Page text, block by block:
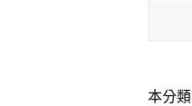
本分